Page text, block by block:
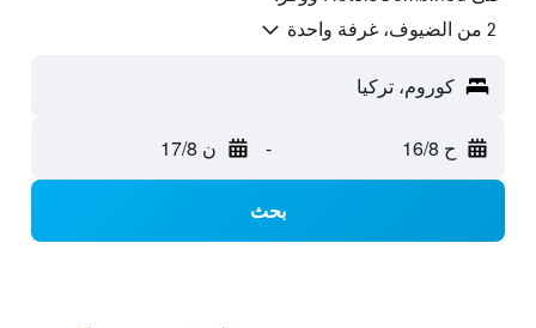
2 من الضيوف، غرفة واحدة
كوروم، تركيا
ح 16/8 - ن 17/8
بحث